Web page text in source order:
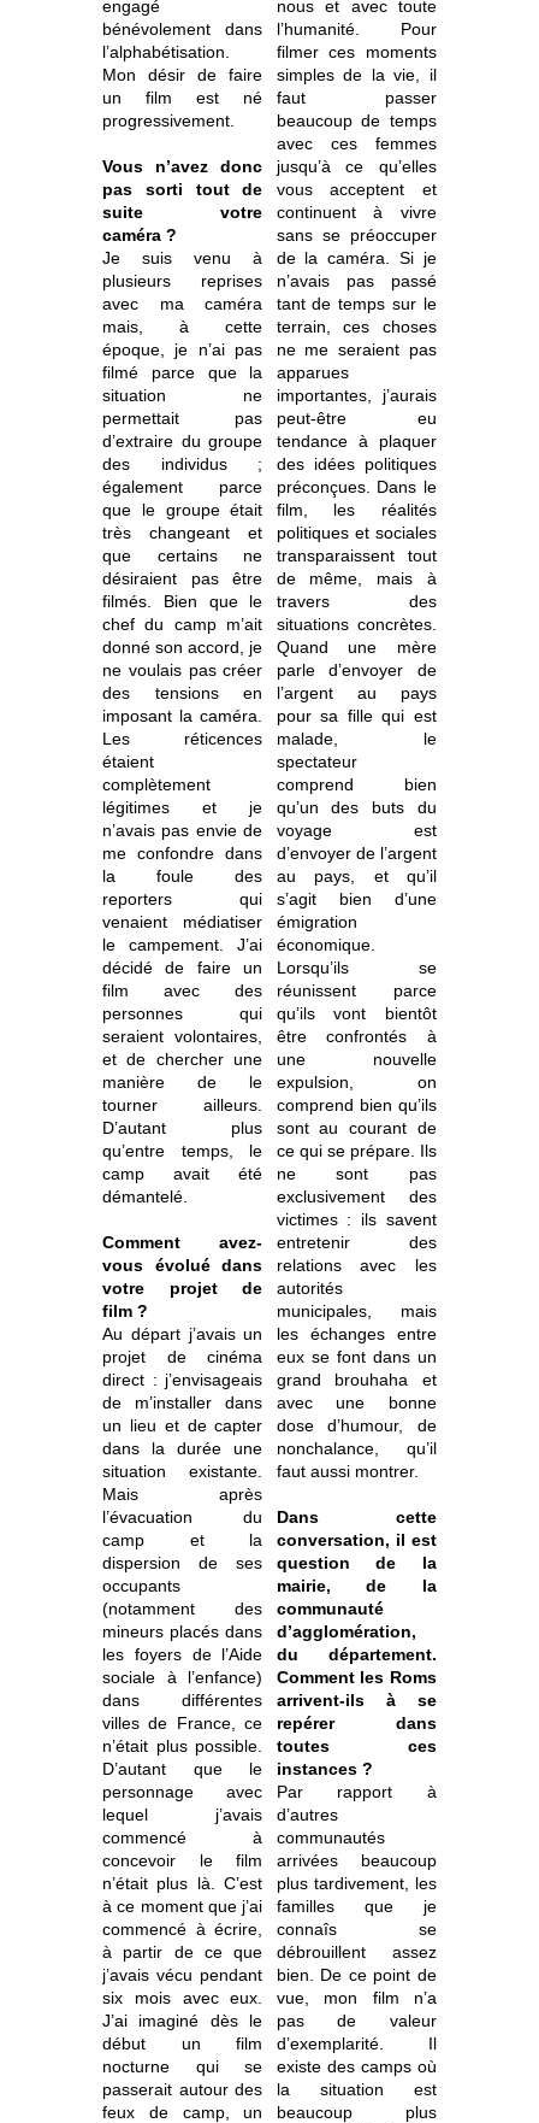
engagé
bénévolement dans
l’alphabétisation.
Mon désir de faire
un film est né
progressivement.
Vous n’avez donc
pas sorti tout de
suite votre
caméra ?
Je suis venu à
plusieurs reprises
avec ma caméra
mais, à cette
époque, je n’ai pas
filmé parce que la
situation ne
permettait pas
d’extraire du groupe
des individus ;
également parce
que le groupe était
très changeant et
que certains ne
désiraient pas être
filmés. Bien que le
chef du camp m’ait
donné son accord, je
ne voulais pas créer
des tensions en
imposant la caméra.
Les réticences
étaient
complètement
légitimes et je
n’avais pas envie de
me confondre dans
la foule des
reporters qui
venaient médiatiser
le campement. J’ai
décidé de faire un
film avec des
personnes qui
seraient volontaires,
et de chercher une
manière de le
tourner ailleurs.
D’autant plus
qu’entre temps, le
camp avait été
démantelé.
Comment avez-
vous évolué dans
votre projet de
film ?
Au départ j’avais un
projet de cinéma
direct : j’envisageais
de m’installer dans
un lieu et de capter
dans la durée une
situation existante.
Mais après
l’évacuation du
camp et la
dispersion de ses
occupants
(notamment des
mineurs placés dans
les foyers de l’Aide
sociale à l’enfance)
dans différentes
villes de France, ce
n’était plus possible.
D’autant que le
personnage avec
lequel j’avais
commencé à
concevoir le film
n’était plus là. C’est
à ce moment que j’ai
commencé à écrire,
à partir de ce que
j’avais vécu pendant
six mois avec eux.
J’ai imaginé dès le
début un film
nocturne qui se
passerait autour des
feux de camp, un
nous et avec toute
l’humanité. Pour
filmer ces moments
simples de la vie, il
faut passer
beaucoup de temps
avec ces femmes
jusqu’à ce qu’elles
vous acceptent et
continuent à vivre
sans se préoccuper
de la caméra. Si je
n’avais pas passé
tant de temps sur le
terrain, ces choses
ne me seraient pas
apparues
importantes, j’aurais
peut-être eu
tendance à plaquer
des idées politiques
préconçues. Dans le
film, les réalités
politiques et sociales
transparaissent tout
de même, mais à
travers des
situations concrètes.
Quand une mère
parle d’envoyer de
l’argent au pays
pour sa fille qui est
malade, le
spectateur
comprend bien
qu’un des buts du
voyage est
d’envoyer de l’argent
au pays, et qu’il
s’agit bien d’une
émigration
économique.
Lorsqu’ils se
réunissent parce
qu’ils vont bientôt
être confrontés à
une nouvelle
expulsion, on
comprend bien qu’ils
sont au courant de
ce qui se prépare. Ils
ne sont pas
exclusivement des
victimes : ils savent
entretenir des
relations avec les
autorités
municipales, mais
les échanges entre
eux se font dans un
grand brouhaha et
avec une bonne
dose d’humour, de
nonchalance, qu’il
faut aussi montrer.
Dans cette
conversation, il est
question de la
mairie, de la
communauté
d’agglomération,
du département.
Comment les Roms
arrivent-ils à se
repérer dans
toutes ces
instances ?
Par rapport à
d’autres
communautés
arrivées beaucoup
plus tardivement, les
familles que je
connaîs se
débrouillent assez
bien. De ce point de
vue, mon film n’a
pas de valeur
d’exemplarité. Il
existe des camps où
la situation est
beaucoup plus